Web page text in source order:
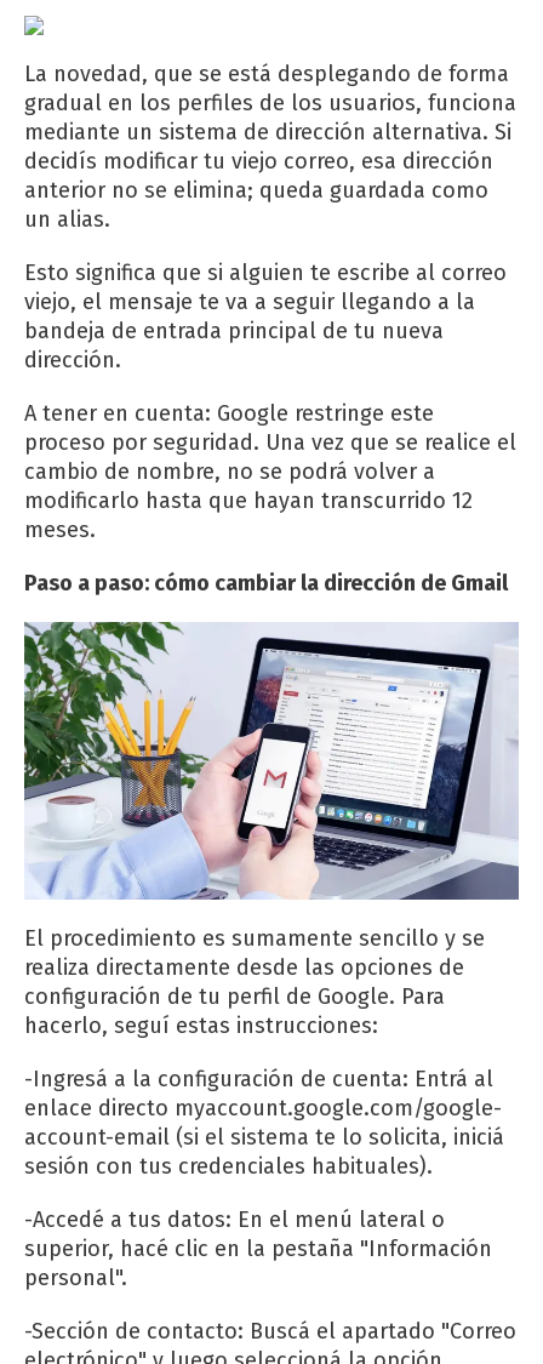
La novedad, que se está desplegando de forma
gradual en los perfiles de los usuarios, funciona
mediante un sistema de dirección alternativa. Si
decidís modificar tu viejo correo, esa dirección
anterior no se elimina; queda guardada como
un alias.
Esto significa que si alguien te escribe al correo
viejo, el mensaje te va a seguir llegando a la
bandeja de entrada principal de tu nueva
dirección.
A tener en cuenta: Google restringe este
proceso por seguridad. Una vez que se realice el
cambio de nombre, no se podrá volver a
modificarlo hasta que hayan transcurrido 12
meses.
Paso a paso: cómo cambiar la dirección de Gmail
El procedimiento es sumamente sencillo y se
realiza directamente desde las opciones de
configuración de tu perfil de Google. Para
hacerlo, seguí estas instrucciones:
-Ingresá a la configuración de cuenta: Entrá al
enlace directo myaccount.google.com/google-
account-email (si el sistema te lo solicita, iniciá
sesión con tus credenciales habituales).
-Accedé a tus datos: En el menú lateral o
superior, hacé clic en la pestaña "Información
personal".
-Sección de contacto: Buscá el apartado "Correo